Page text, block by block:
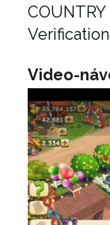
COUNTRY
Video-